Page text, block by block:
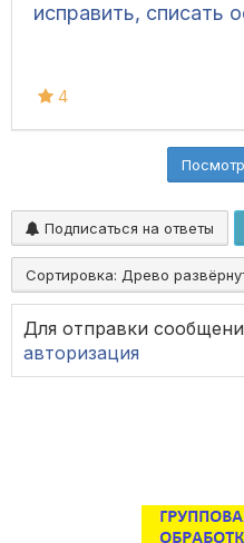
исправить, списать
4
Подписаться на ответы
Сортировка: Древо
Для отправки
авторизация